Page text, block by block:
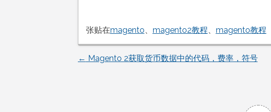
张贴在magento、 magento2教程、 magento教程
文
← Magento 2获取货币数据中的代码，费率，符号